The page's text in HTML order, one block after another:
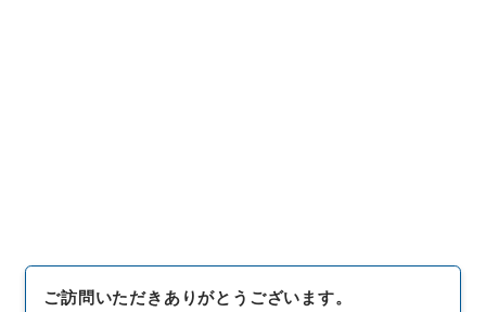
ご訪問いただきありがとうございます。